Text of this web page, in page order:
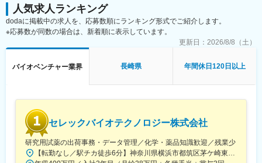
・仲間はAIエンジニアや大手企業出身者など多彩なメンバーで構
成され、資金調達も完了しています。
・国家プロジェクトや大手企業との共同研究も進行中で、日本の
ものづくりに新しい常識を生み出す挑戦を続けています。
の作成補助
◇新規PJT候補の技術的フィージビリティ検討の補助（文献調
査、社内データ収集、関係部署との調整等）
◇顧客・共同研究先・CDMO・ベンダーなど外部ステークホルダ
席、フォローアップ）
◇AIツール、ラボオートメーション、先端分析機器などの新技術
導入における情報収集、デモ調整、評価結果の整理
◇プロジェクト・パートナー・技術動向に関する社内データベー
ス/トラッカーの更新・管理
人気求人ランキング
dodaに掲載中の求人を、応募数順にランキング形式でご紹介します。
※応募数が同数の場合は、新着順に表示しています。
更新日： 2026/8/8（土）
バイオベンチャー業界 長崎県 年間休日120日以上
セレックバイオテクノロジー株式会社
研究用試薬の出荷事務・データ管理／化学・薬品知識歓迎／残業少